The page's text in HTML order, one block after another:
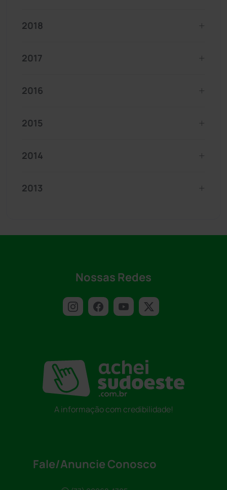
2018
2017
2016
2015
2014
2013
Nossas Redes
A informação com credibilidade!
Fale/Anuncie Conosco